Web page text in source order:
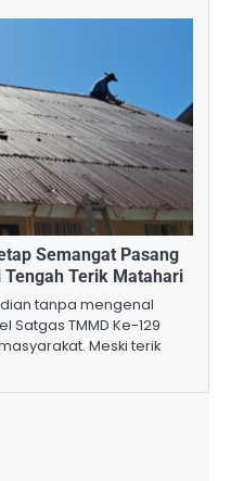
Semangat Pasang
Terik Matahari
tanpa mengenal
Satgas TMMD Ke-129
Meski terik